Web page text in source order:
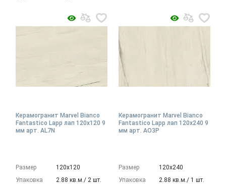
Керамогранит Marvel Bianco
Fantastico Lapp лап 120x120 9
мм арт. AL7N
Размер
120х120
Упаковка
2.88 кв.м./ 2 шт.
Керамогранит Marvel Bianco
Fantastico Lapp лап 120x240 9
мм арт. AO3P
Размер
120х240
Упаковка
2.88 кв.м./ 1 шт.